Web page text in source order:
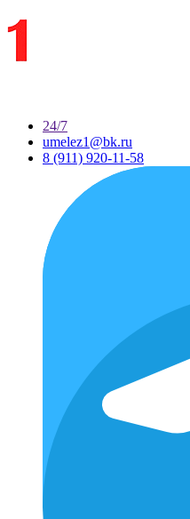
24/7
umelez1@bk.ru
8 (911) 920-11-58